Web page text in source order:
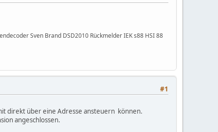
Sven Brand DSD2010 Rückmelder IEK s88 HSI 88
#1
direkt über eine Adresse ansteuern können.
angeschlossen.